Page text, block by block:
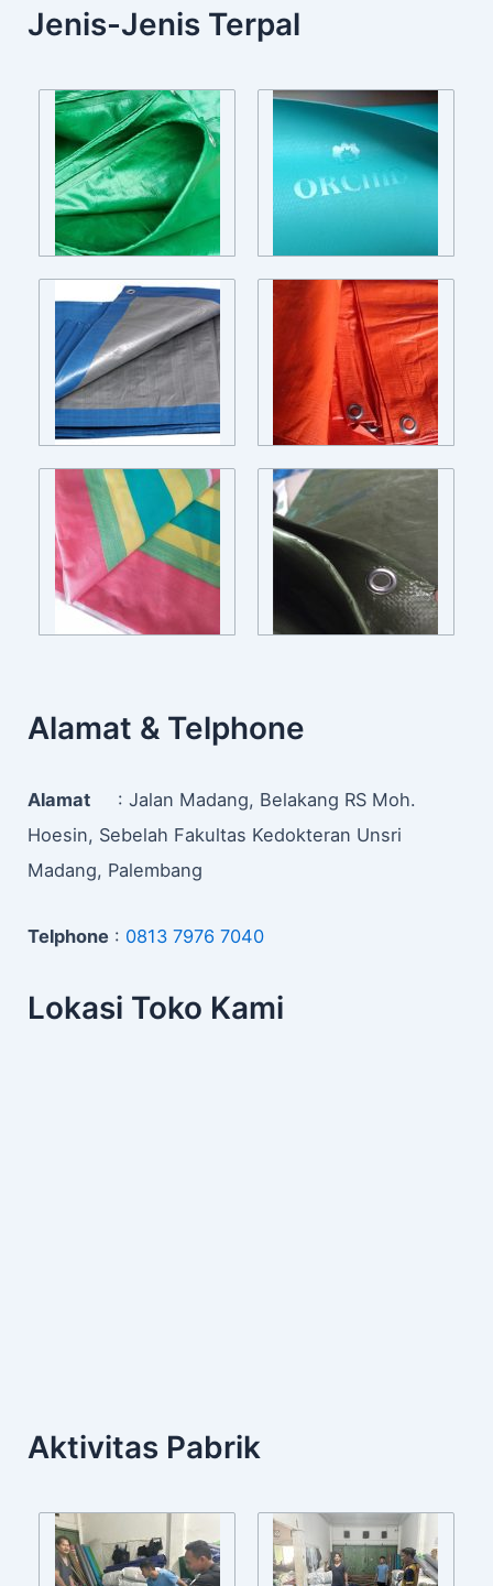
Jenis-Jenis Terpal
Alamat & Telphone
Alamat : Jalan Madang, Belakang RS Moh.
Hoesin, Sebelah Fakultas Kedokteran Unsri
Madang, Palembang
Telphone : 0813 7976 7040
Lokasi Toko Kami
Aktivitas Pabrik